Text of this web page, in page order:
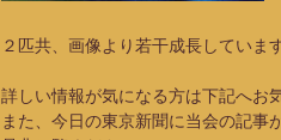
２匹共、画像より若干成長しています
詳しい情報が気になる方は下記へお
また、今日の東京新聞に当会の記事